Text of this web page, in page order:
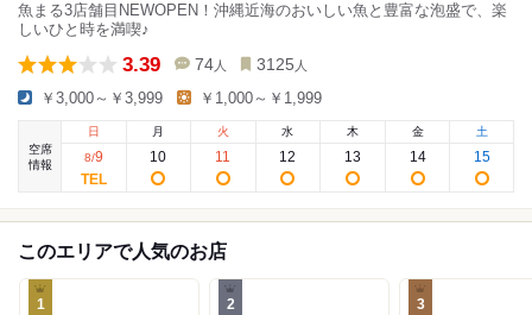
魚まる3店舗目NEWOPEN！沖縄近海のおいしい魚と豊富な泡盛で、楽
しいひと時を満喫♪
3.39 74 人 3125 人
￥3,000～￥3,999 ￥1,000～￥1,999
空席
情報
日
8/9
月
10
火
11
水
12
木
13
金
14
土
15
このエリアで人気のお店
1 2 3